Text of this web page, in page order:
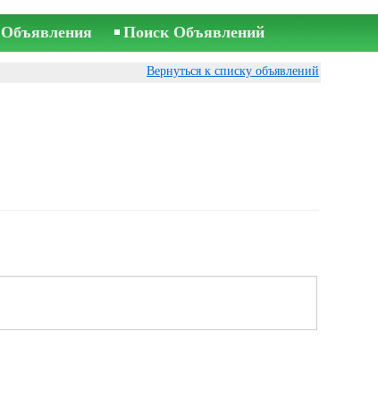
Поиск Объявлений
Вернуться к списку объявлений